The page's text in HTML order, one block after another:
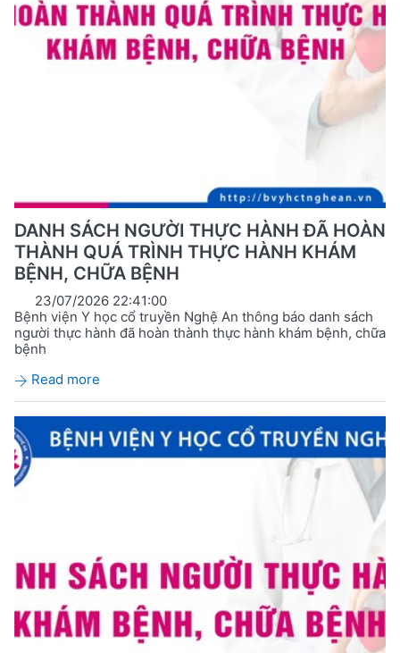
DANH SÁCH NGƯỜI THỰC HÀNH ĐÃ HOÀN
THÀNH QUÁ TRÌNH THỰC HÀNH KHÁM
BỆNH, CHỮA BỆNH
23/07/2026 22:41:00
Bệnh viện Y học cổ truyền Nghệ An thông báo danh sách
người thực hành đã hoàn thành thực hành khám bệnh, chữa
bệnh
Read more